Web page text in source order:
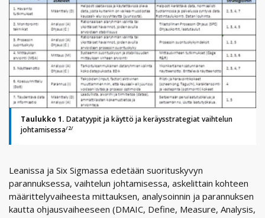
Taulukko 1. Datatyypit ja käyttö ja keräysstrategiat vaihtelun
johtamisessa/2/
Leanissa ja Six Sigmassa edetään suorituskyvyn
parannuksessa, vaihtelun johtamisessa, askelittain kohteen
määrittelyvaiheesta mittauksen, analysoinnin ja parannuksen
kautta ohjausvaiheeseen (DMAIC, Define, Measure, Analysis,